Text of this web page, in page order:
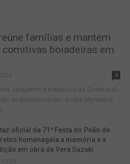
famílias e mantém
comitivas boiadeiras em
0
costumes e tradições da Queima do
de Barretos (Foto: André Monteiro)
oficial da 71ª Festa do Peão de
homenageia a memória e a
em obra de Vera Suzuki
2026